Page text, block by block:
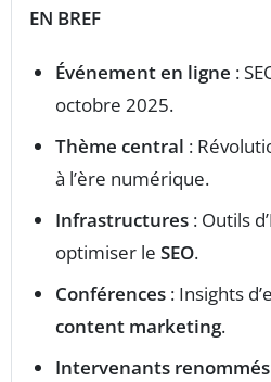
EN BREF
Événement en ligne :
octobre 2025.
Thème central :
à l’ère numérique.
Infrastructures : Outils d’
optimiser le SEO.
Conférences : Insights
content marketing.
Intervenants renommés